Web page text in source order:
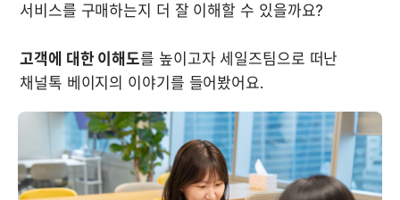
서비스를 구매하는지 더 잘 이해할 수 있을까요?
고객에 대한 이해도를 높이고자 세일즈팀으로 떠난
채널톡 베이지의 이야기를 들어봤어요.